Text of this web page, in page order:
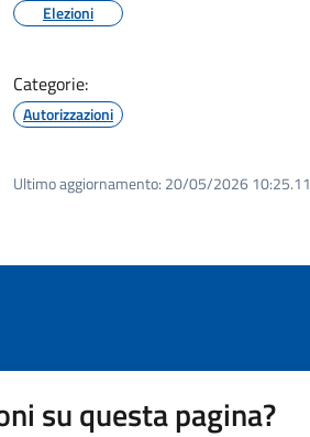
Elezioni
Categorie:
Autorizzazioni
Ultimo aggiornamento: 20/05/2026 10:25.11
su questa pagina?